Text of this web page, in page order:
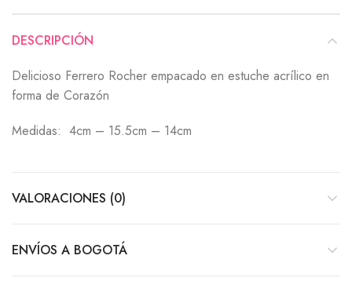
DESCRIPCIÓN
Delicioso Ferrero Rocher empacado en estuche acrílico en
forma de Corazón
Medidas: 4cm – 15.5cm – 14cm
VALORACIONES (0)
ENVÍOS A BOGOTÁ